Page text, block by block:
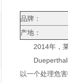
品牌：
产地：
2014年，莱
Dueperthal德
以一个处理危